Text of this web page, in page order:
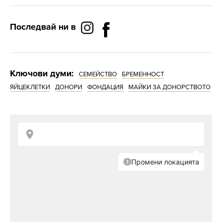
Последвай ни в
Ключови думи: СЕМЕЙСТВО
БРЕМЕННОСТ
ЯЙЦЕКЛЕТКИ
ДОНОРИ ФОНДАЦИЯ МАЙКИ ЗА ДОНОРСТВОТО